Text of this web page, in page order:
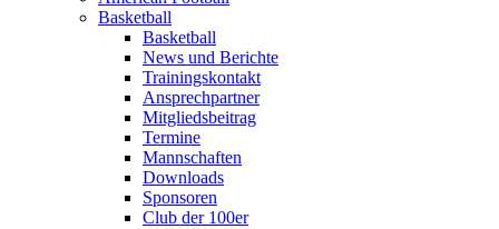
Basketball
Basketball
News und Berichte
Trainingskontakt
Ansprechpartner
Mitgliedsbeitrag
Termine
Mannschaften
Downloads
Sponsoren
Club der 100er